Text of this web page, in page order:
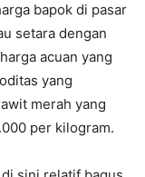
bapok di pasar
setara dengan
acuan yang
yang
merah yang
per kilogram.